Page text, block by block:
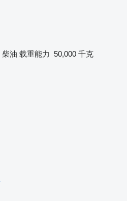
柴油 载重能力 50,000 千克